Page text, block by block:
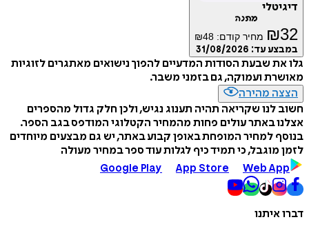
דיגיטלי
מתנה
₪32 מחיר קודם: ₪48
במבצע עד: 31/08/2026
גלו את שבעת הסודות המדעיים להפוך נישואים מאתגרים לזוגיות
מאושרת ועמוקה, גם בזמני משבר.
הצצה מהירה
חשוב לנו שקריאה תהיה תענוג נגיש, ולכן חלק גדול מהספרים
אצלנו באתר עולים פחות מהמחיר הקטלוגי המודפס בגב הספר.
בנוסף למחיר המופחת באופן קבוע באתר, יש גם מבצעים מיוחדים
לזמן מוגבל, כי תמיד כיף לגלות עוד ספר במחיר מעולה
Google Play
App Store Web App
דברו איתנו